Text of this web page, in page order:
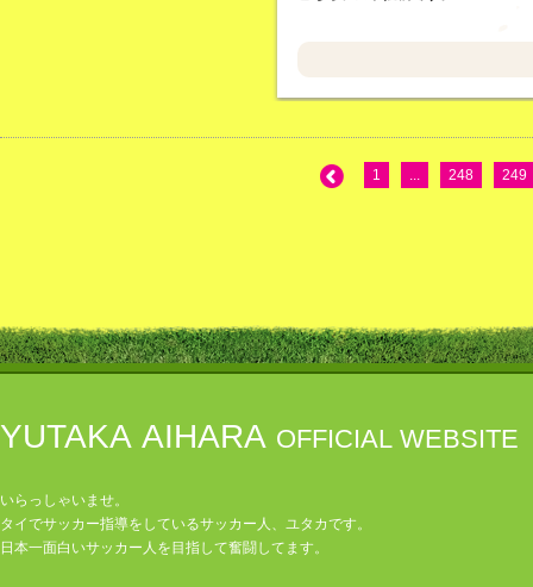
1 ... 248 249
YUTAKA AIHARA OFFICIAL WEBSITE
いらっしゃいませ。
タイでサッカー指導をしているサッカー人、ユタカです。
日本一面白いサッカー人を目指して奮闘してます。